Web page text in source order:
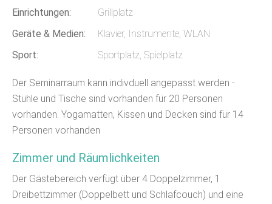
Einrichtungen:
Grillplatz
Geräte & Medien:
Klavier, Instrumente, WLAN
Sport:
Sportplatz, Spielplatz
Der Seminarraum kann indivduell angepasst werden -
Stühle und Tische sind vorhanden für 20 Personen
vorhanden. Yogamatten, Kissen und Decken sind für 14
Personen vorhanden
Zimmer und Räumlichkeiten
Der Gästebereich verfügt über 4 Doppelzimmer, 1
Dreibettzimmer (Doppelbett und Schlafcouch) und eine